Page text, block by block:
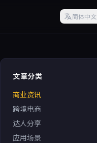
简体中文
文章分类
商业资讯
跨境电商
达人分享
应用场景